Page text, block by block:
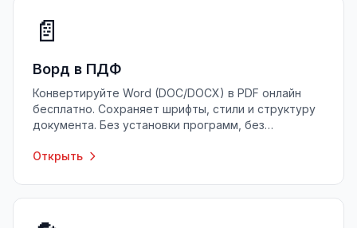
📄
Ворд в ПДФ
Конвертируйте Word (DOC/DOCX) в PDF онлайн
бесплатно. Сохраняет шрифты, стили и структуру
документа. Без установки программ, без
Открыть